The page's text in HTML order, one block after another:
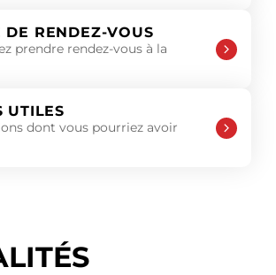
DE RENDEZ-VOUS
prendre rendez-vous à la
UTILES
dont vous pourriez avoir